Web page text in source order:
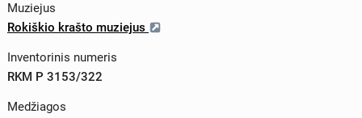
Muziejus
Rokiškio krašto muziejus
Inventorinis numeris
RKM P 3153/322
Medžiagos